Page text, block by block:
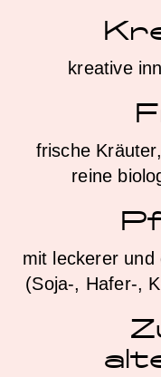
kreative
frische
reine
mit leckerer und
(Soja-, Hafer-,